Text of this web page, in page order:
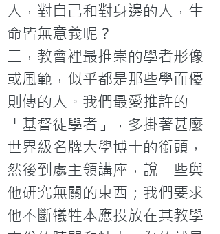
人，對自己和對身邊的人，生
命皆無意義呢？
二，教會裡最推崇的學者形像
或風範，似乎都是那些學而優
則傳的人。我們最愛推許的
「基督徒學者」，多掛著甚麼
世界級名牌大學博士的銜頭，
然後到處主領講座，說一些與
他研究無關的東西；我們要求
他不斷犧牲本應投放在其教學